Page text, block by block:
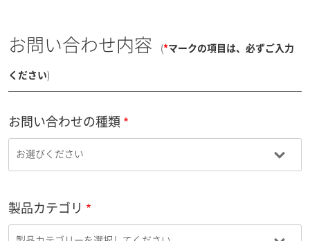
お問い合わせ内容 (*マークの項目は、必ずご入力
ください)
お問い合わせの種類
製品カテゴリ